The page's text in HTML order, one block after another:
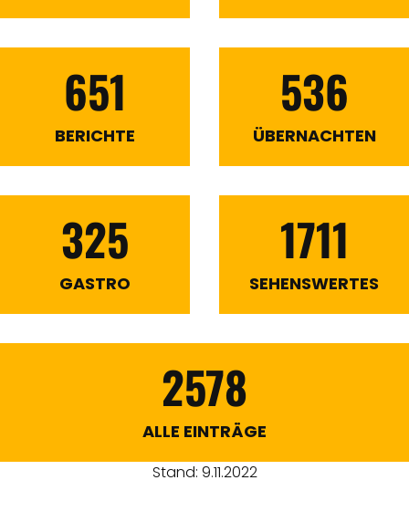
651
BERICHTE
536
ÜBERNACHTEN
325
GASTRO
1711
SEHENSWERTES
2578
ALLE EINTRÄGE
Stand: 9.11.2022